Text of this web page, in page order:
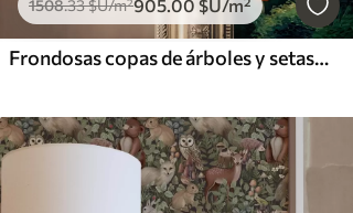
1508.33$U/m²905.00 $U/m²
Frondosas copas de árboles y setas de colores